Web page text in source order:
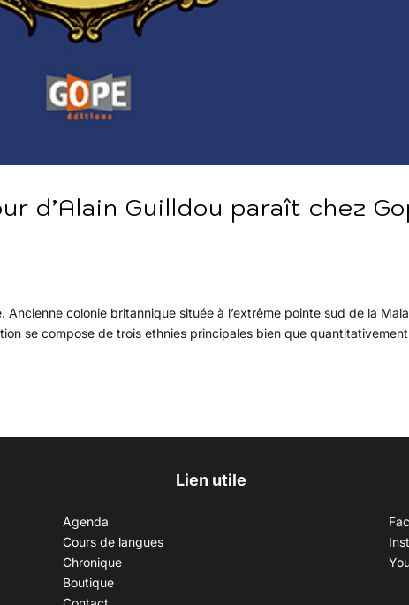
d’Alain Guilldou paraît chez
colonie britannique située à l’extrême pointe sud de la
se compose de trois ethnies principales bien que
Lien utile
Agenda
Cours de langues
Chronique
Boutique